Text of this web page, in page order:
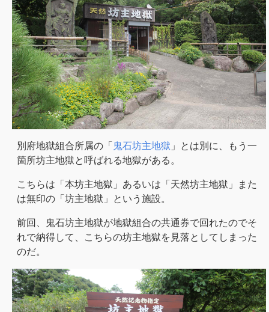
別府地獄組合所属の「 鬼石坊主地獄 」とは別に、もう一
箇所坊主地獄と呼ばれる地獄がある。
こちらは「本坊主地獄」あるいは「天然坊主地獄」また
は無印の「坊主地獄」という施設。
前回、鬼石坊主地獄が地獄組合の共通券で回れたのでそ
れで納得して、こちらの坊主地獄を見落としてしまった
のだ。